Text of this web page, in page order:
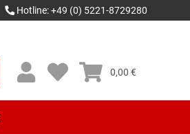
Hotline: +49 (0) 5221-8729280
0,00 €